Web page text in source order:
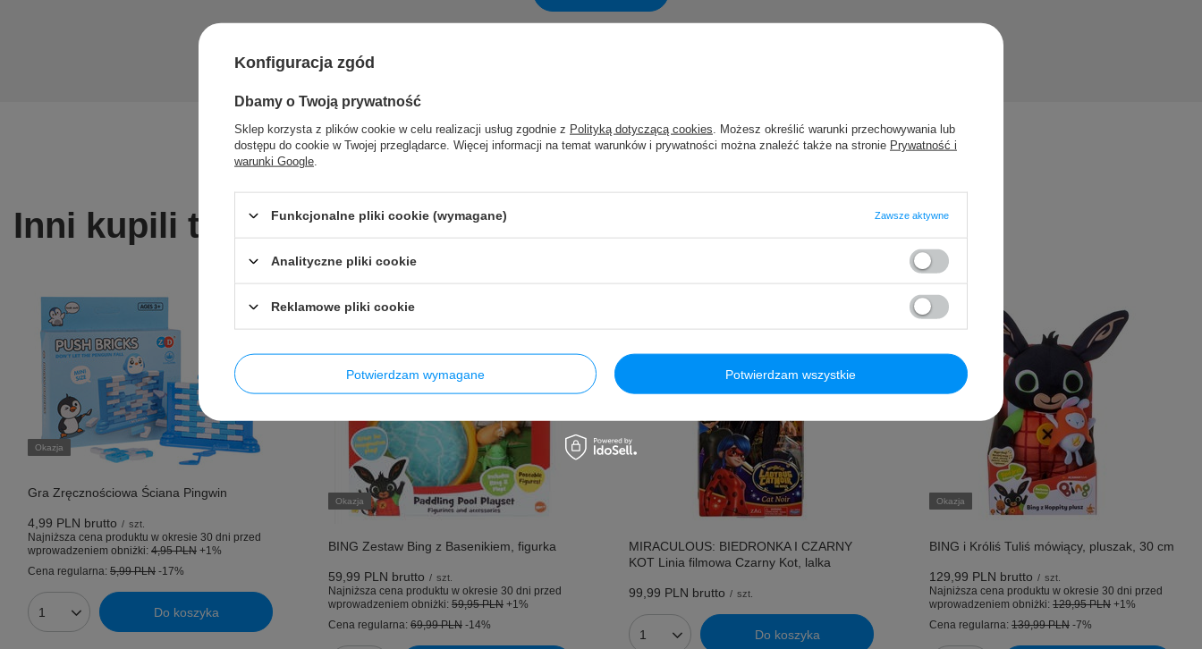
Inni kupili także ...
Okazja
Gra Zręcznościowa Ściana Pingwin
4,99 PLN brutto / szt.
Najniższa cena produktu w okresie 30 dni przed
wprowadzeniem obniżki: 4,95 PLN +1%
Cena regularna: 5,99 PLN -17%
Ilość produktów Do koszyka
Okazja
BING Zestaw Bing z Basenikiem, figurka
59,99 PLN brutto / szt.
Najniższa cena produktu w okresie 30 dni przed
wprowadzeniem obniżki: 59,95 PLN +1%
Cena regularna: 69,99 PLN -14%
MIRACULOUS: BIEDRONKA I CZARNY
KOT Linia filmowa Czarny Kot, lalka
99,99 PLN brutto / szt.
Ilość produktów Do koszyka
Okazja
BING i Króliś Tuliś mówiący, pluszak, 30 cm
129,99 PLN brutto / szt.
Najniższa cena produktu w okresie 30 dni przed
wprowadzeniem obniżki: 129,95 PLN +1%
Cena regularna: 139,99 PLN -7%
Konfiguracja zgód
Dbamy o Twoją prywatność
Sklep korzysta z plików cookie w celu realizacji usług zgodnie z Polityką dotyczącą cookies . Możesz określić warunki przechowywania lub
dostępu do cookie w Twojej przeglądarce. Więcej informacji na temat warunków i prywatności można znaleźć także na stronie Prywatność i
warunki Google
Funkcjonalne pliki cookie (wymagane) Zawsze aktywne
Analityczne pliki cookie
Reklamowe pliki cookie
Potwierdzam wymagane Potwierdzam wszystkie